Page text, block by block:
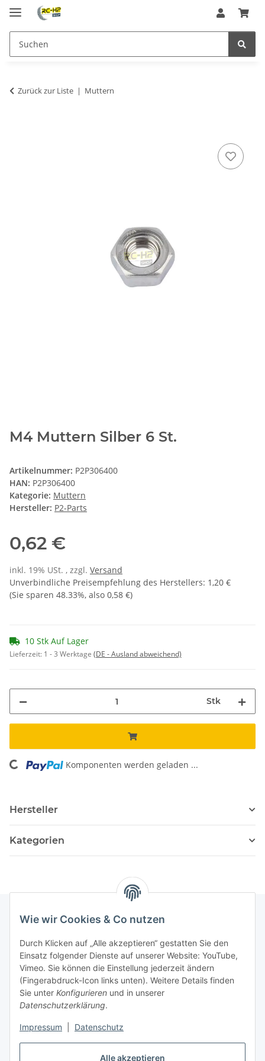
Alle akzeptieren
Wie wir Cookies & Co nutzen
Durch Klicken auf „Alle akzeptieren“ gestatten Sie den
Einsatz folgender Dienste auf unserer Website: YouTube,
Vimeo. Sie können die Einstellung jederzeit ändern
(Fingerabdruck-Icon links unten). Weitere Details finden
Sie unter Konfigurieren und in unserer
Datenschutzerklärung.
Impressum Datenschutz
Zurück zur Liste Muttern
M4 Muttern Silber 6 St.
Artikelnummer: P2P306400
HAN: P2P306400
Kategorie: Muttern
Hersteller: P2-Parts
0,62 €
inkl. 19% USt. , zzgl. Versand
Unverbindliche Preisempfehlung des Herstellers: 1,20 €
(Sie sparen 48.33%, also 0,58 €)
10 Stk Auf Lager
Lieferzeit: 1 - 3 Werktage (DE - Ausland abweichend)
Stk
Loading... Komponenten werden geladen ...
Hersteller
Kategorien
Informationen
036204. 803903
Achtung!!!
16:00 – 19:00 Uhr